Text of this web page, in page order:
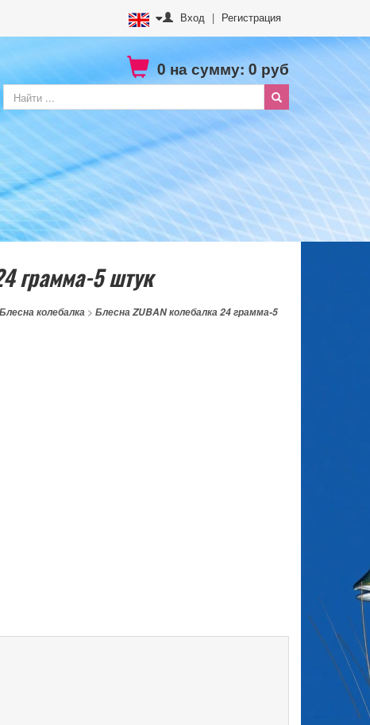
Вход | Регистрация
0на сумму: 0 руб
грамма-5 штук
Блесна колебалка> Блесна ZUBAN колебалка 24 грамма-5